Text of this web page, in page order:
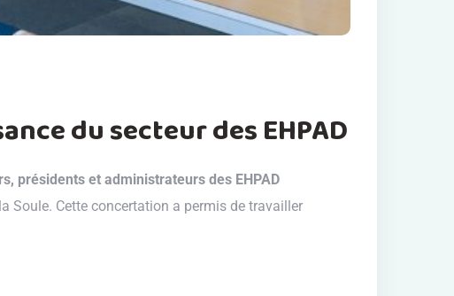
du secteur des EHPAD
présidents et administrateurs des EHPAD
Soule. Cette concertation a permis de travailler